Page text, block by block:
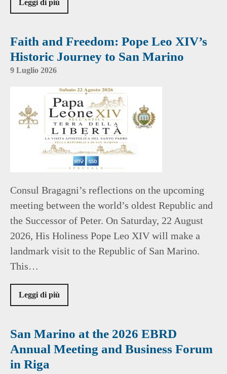
Leggi di più
Faith and Freedom: Pope Leo XIV’s
Historic Journey to San Marino
9 Luglio 2026
Consul Bragagni’s reflections on the upcoming
meeting between the world’s oldest Republic and
the Successor of Peter. On Saturday, 22 August
2026, His Holiness Pope Leo XIV will make a
landmark visit to the Republic of San Marino.
This…
Leggi di più
San Marino at the 2026 EBRD
Annual Meeting and Business Forum
in Riga